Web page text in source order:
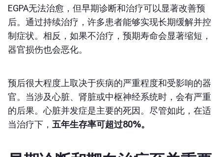
EGPA无法治愈，但早期诊断和治疗可以显著改善预
后。通过持续治疗，许多患者能够实现长期缓解并控
制症状。相反，如果不治疗，预期寿命会显著缩短，
器官损伤也会恶化。
预后很大程度上取决于疾病的严重程度和受影响的器
官。当涉及心脏、肾脏或中枢神经系统时，会有严重
的后果。心脏并发症是主要的死因。尽管如此，在适
当治疗下， 五年生存率可超过80%。